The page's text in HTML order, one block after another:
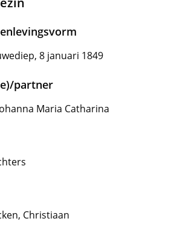
8 januari 1849
partner
Maria Catharina
Christiaan